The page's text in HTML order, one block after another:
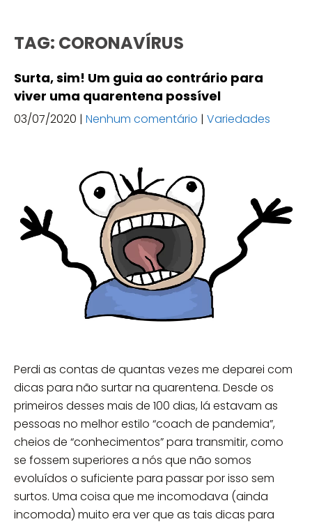
TAG: CORONAVÍRUS
Surta, sim! Um guia ao contrário para
viver uma quarentena possível
03/07/2020 | Nenhum comentário | Variedades
Perdi as contas de quantas vezes me deparei com
dicas para não surtar na quarentena. Desde os
primeiros desses mais de 100 dias, lá estavam as
pessoas no melhor estilo “coach de pandemia”,
cheios de “conhecimentos” para transmitir, como
se fossem superiores a nós que não somos
evoluídos o suficiente para passar por isso sem
surtos. Uma coisa que me incomodava (ainda
incomoda) muito era ver que as tais dicas para